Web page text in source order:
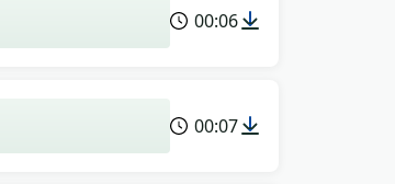
00:06
00:07